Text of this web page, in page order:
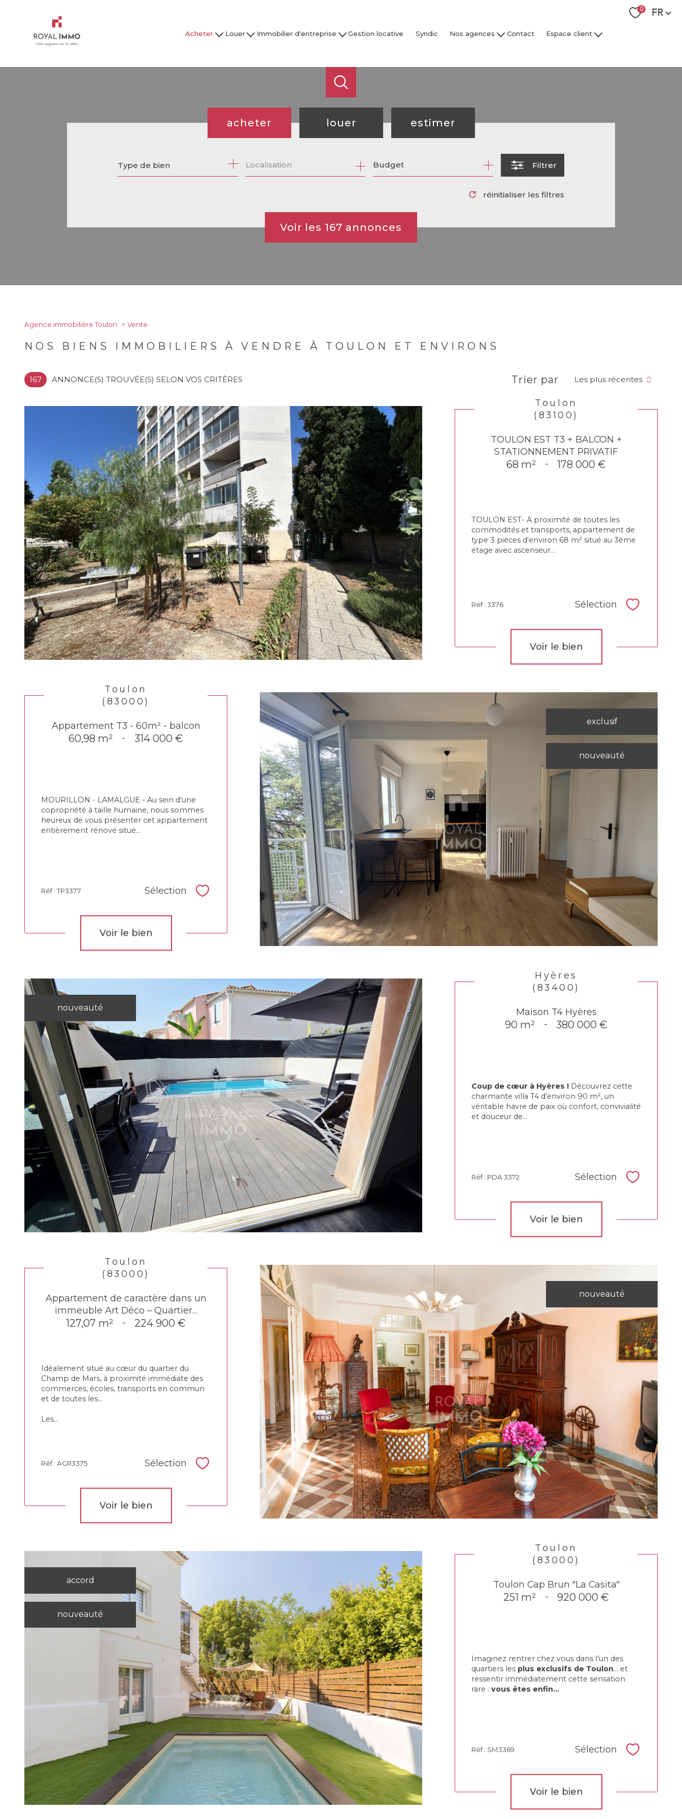
0 FR
Acheter
Appartement
Tous nos biens
Louer
Appartement
Tous nos biens
Immobilier d'entreprise
Louer
Vendre / Faire Gérer
Gestion locative Syndic Nos agences Contact Espace client
Espace Client Gestion Locative
acheter
de l'ancien
de l'immo pro
louer
de l'immo pro
estimer
Type de bien Budget Filtrer
Voir les 167 annonces
réinitialiser les filtres
Agence immobilière Toulon Vente
NOS BIENS IMMOBILIERS À VENDRE À TOULON ET ENVIRONS
167 ANNONCE(S) TROUVÉE(S) SELON VOS CRITÈRES Trier par Les plus récentes
Toulon
(83100)
TOULON EST T3 + BALCON +
STATIONNEMENT PRIVATIF
68 m² - 178 000 €
TOULON EST- A proximité de toutes les
commodités et transports, appartement de
type 3 pièces d'environ 68 m² situé au 3ème
étage avec ascenseur...
Réf : 3376 Sélection
Voir le bien
exclusif
nouveauté
Toulon
(83000)
Appartement T3 - 60m² - balcon
60,98 m² - 314 000 €
MOURILLON - LAMALGUE - Au sein d'une
copropriété à taille humaine, nous sommes
heureux de vous présenter cet appartement
entièrement rénové situé...
Réf : TP3377 Sélection Sélectionner
Voir le bien
nouveauté
Hyères
(83400)
Maison T4 Hyères
90 m² - 380 000 €
Coup de cœur à Hyères ! Découvrez cette
charmante villa T4 d'environ 90 m², un
véritable havre de paix où confort, convivialité
et douceur de...
Réf : PDA 3372 Sélection
Voir le bien
nouveauté
Toulon
(83000)
Appartement de caractère dans un
immeuble Art Déco – Quartier...
127,07 m² - 224 900 €
Idéalement situé au cœur du quartier du
Champ de Mars, à proximité immédiate des
commerces, écoles, transports en commun
et de toutes les...
Les...
Réf : AGR3375 Sélection Sélectionner
Voir le bien
accord
nouveauté
Toulon
(83000)
Toulon Cap Brun "La Casita"
251 m² - 920 000 €
Imaginez rentrer chez vous dans l’un des
quartiers les plus exclusifs de Toulon… et
ressentir immédiatement cette sensation
rare : vous êtes enfin...
Réf : SM3369 Sélection
Voir le bien